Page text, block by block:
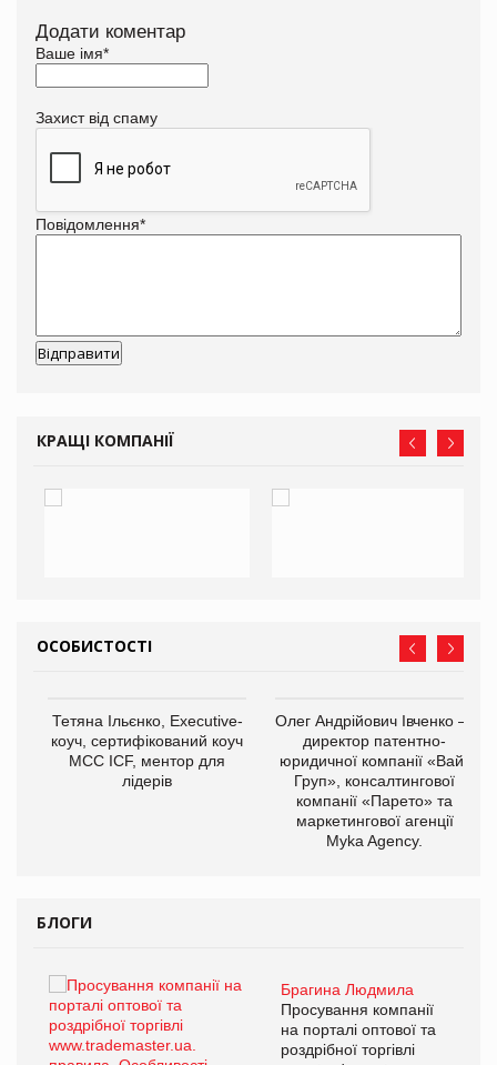
Додати коментар
Ваше імя*
Захист від спаму
Повідомлення*
КРАЩІ КОМПАНІЇ
ОСОБИСТОСТІ
Тетяна Ільєнко, Executive-
коуч, сертифікований коуч
МСС ICF, ментор для
лідерів
Олег Андрійович Івченко —
директор патентно-
юридичної компанії «Вайз
Груп», консалтингової
компанії «Парето» та
маркетингової агенції
Myka Agency.
БЛОГИ
Брагина Людмила
Просування компанії
на порталі оптової та
роздрібної торгівлі